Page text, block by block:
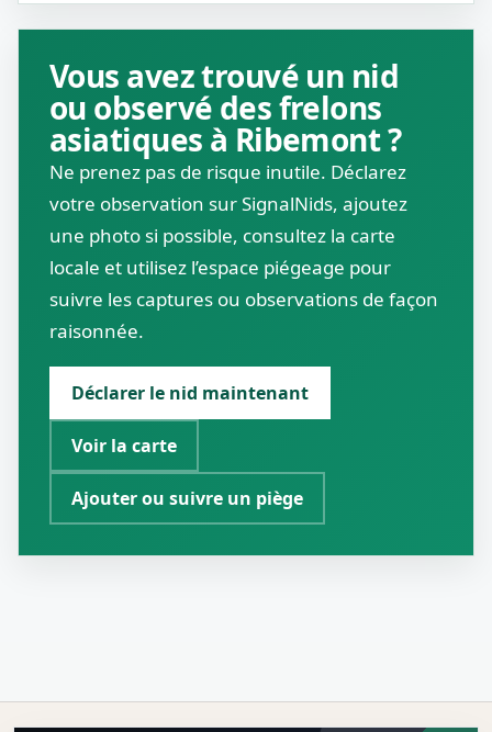
Vous avez trouvé un nid
ou observé des frelons
asiatiques à Ribemont ?
Ne prenez pas de risque inutile. Déclarez
votre observation sur SignalNids, ajoutez
une photo si possible, consultez la carte
locale et utilisez l’espace piégeage pour
suivre les captures ou observations de façon
raisonnée.
Déclarer le nid maintenant
Voir la carte
Ajouter ou suivre un piège